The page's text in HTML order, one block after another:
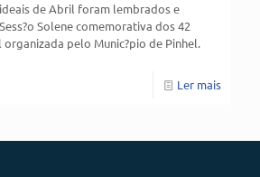
de Abril foram lembrados e
Solene comemorativa dos 42
pelo Munic?pio de Pinhel.
Ler mais